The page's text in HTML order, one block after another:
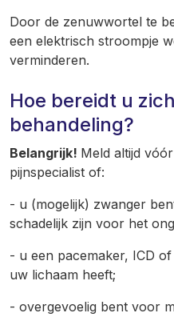
Door de zenuwwortel te
een elektrisch stroompje
verminderen.
Hoe bereidt u
behandeling?
Belangrijk! Meld altijd
pijnspecialist of:
- u (mogelijk) zwanger
schadelijk zijn voor het
- u een pacemaker, ICD
uw lichaam heeft;
- overgevoelig bent voor